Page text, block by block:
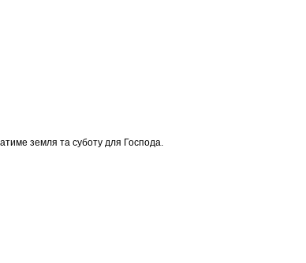
земля та суботу для Господа.